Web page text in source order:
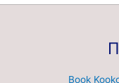
Book